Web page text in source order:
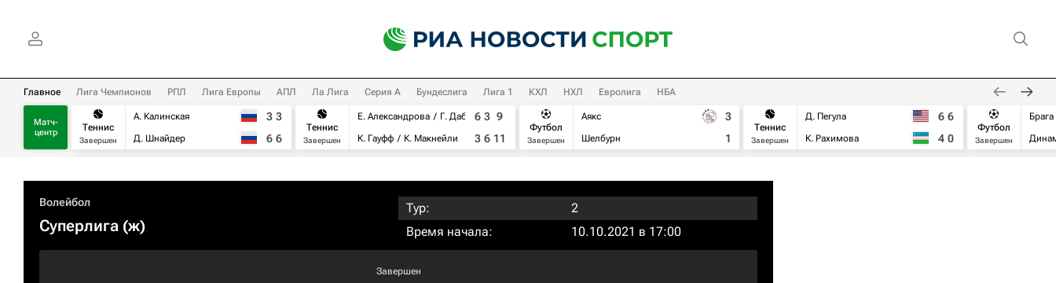
Главное Лига Чемпионов РПЛ Лига Европы АПЛ Ла Лига Серия А Бундеслига Лига 1 КХЛ НХЛ Евролига НБА
Матч-
центр
Теннис
Завершен
А. Калинская
Д. Шнайдер
3 3
6 6
Теннис
Завершен
Е. Александрова
Г. Дабровски
К. Гауфф
К. Макнейли
6 3 9
3 6 11
Футбол
Завершен
Аякс
Шелбурн
3
1
Теннис
Завершен
Д. Пегула
К. Рахимова
6 6
4 0
Футбол
Завершен
Брага
Волейбол
Суперлига (ж)
Тур:
2
Время начала:
10.10.2021 в 17:00
Завершен